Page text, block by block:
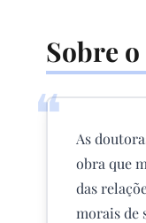
Sobre
❝
As
obra que
das
morais de